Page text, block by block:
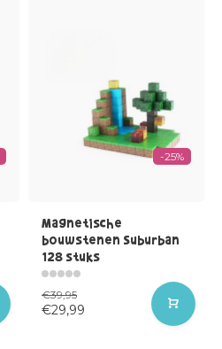
-25%
Magnetische
bouwstenen Suburban
128 stuks
€39,95
€29,99